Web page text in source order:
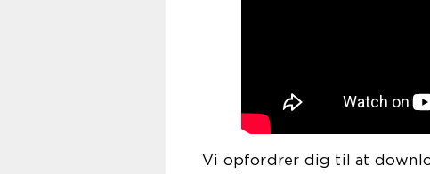
Vi opfordrer dig til at